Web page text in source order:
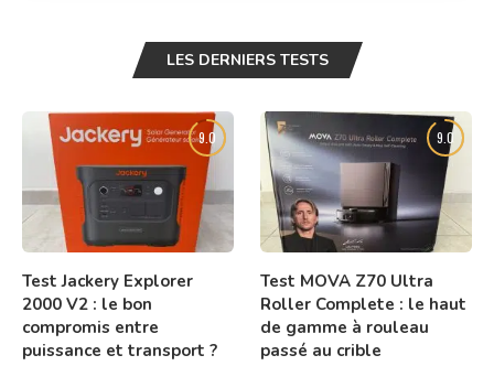
LES DERNIERS TESTS
9.0
Test Jackery Explorer
2000 V2 : le bon
compromis entre
puissance et transport ?
9.0
Test MOVA Z70 Ultra
Roller Complete : le haut
de gamme à rouleau
passé au crible